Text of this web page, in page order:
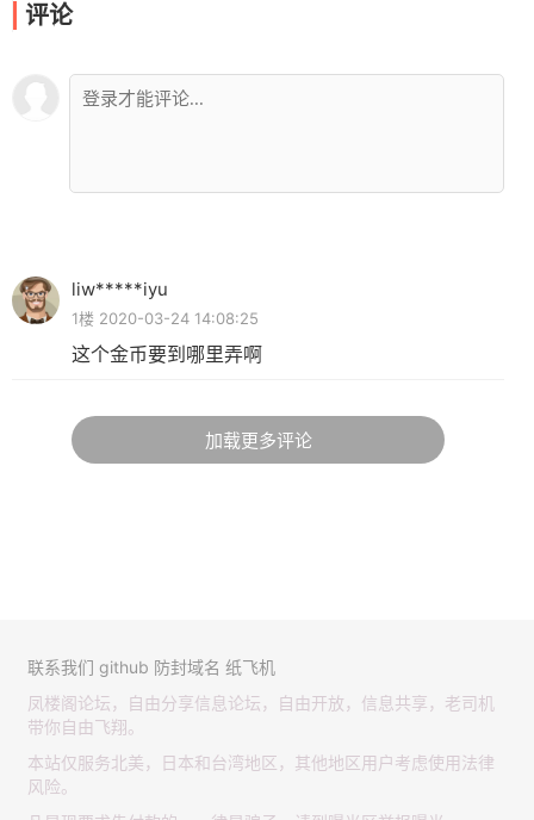
评论
liw*****iyu
1楼 2020-03-24 14:08:25
这个金币要到哪里弄啊
加载更多评论
联系我们 github 防封域名 纸飞机
凤楼阁论坛，自由分享信息论坛，自由开放，信息共享，老司机
带你自由飞翔。
本站仅服务北美，日本和台湾地区，其他地区用户考虑使用法律
风险。